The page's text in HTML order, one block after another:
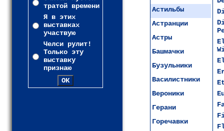
тратой времени
Я в этих
выставках
участвую
Челси рулит!
Только эту
выставку
признаю
Астильбы
Астранции
Астры
Башмачки
Бузульники
Василистники
Вероники
Герани
Горечавки